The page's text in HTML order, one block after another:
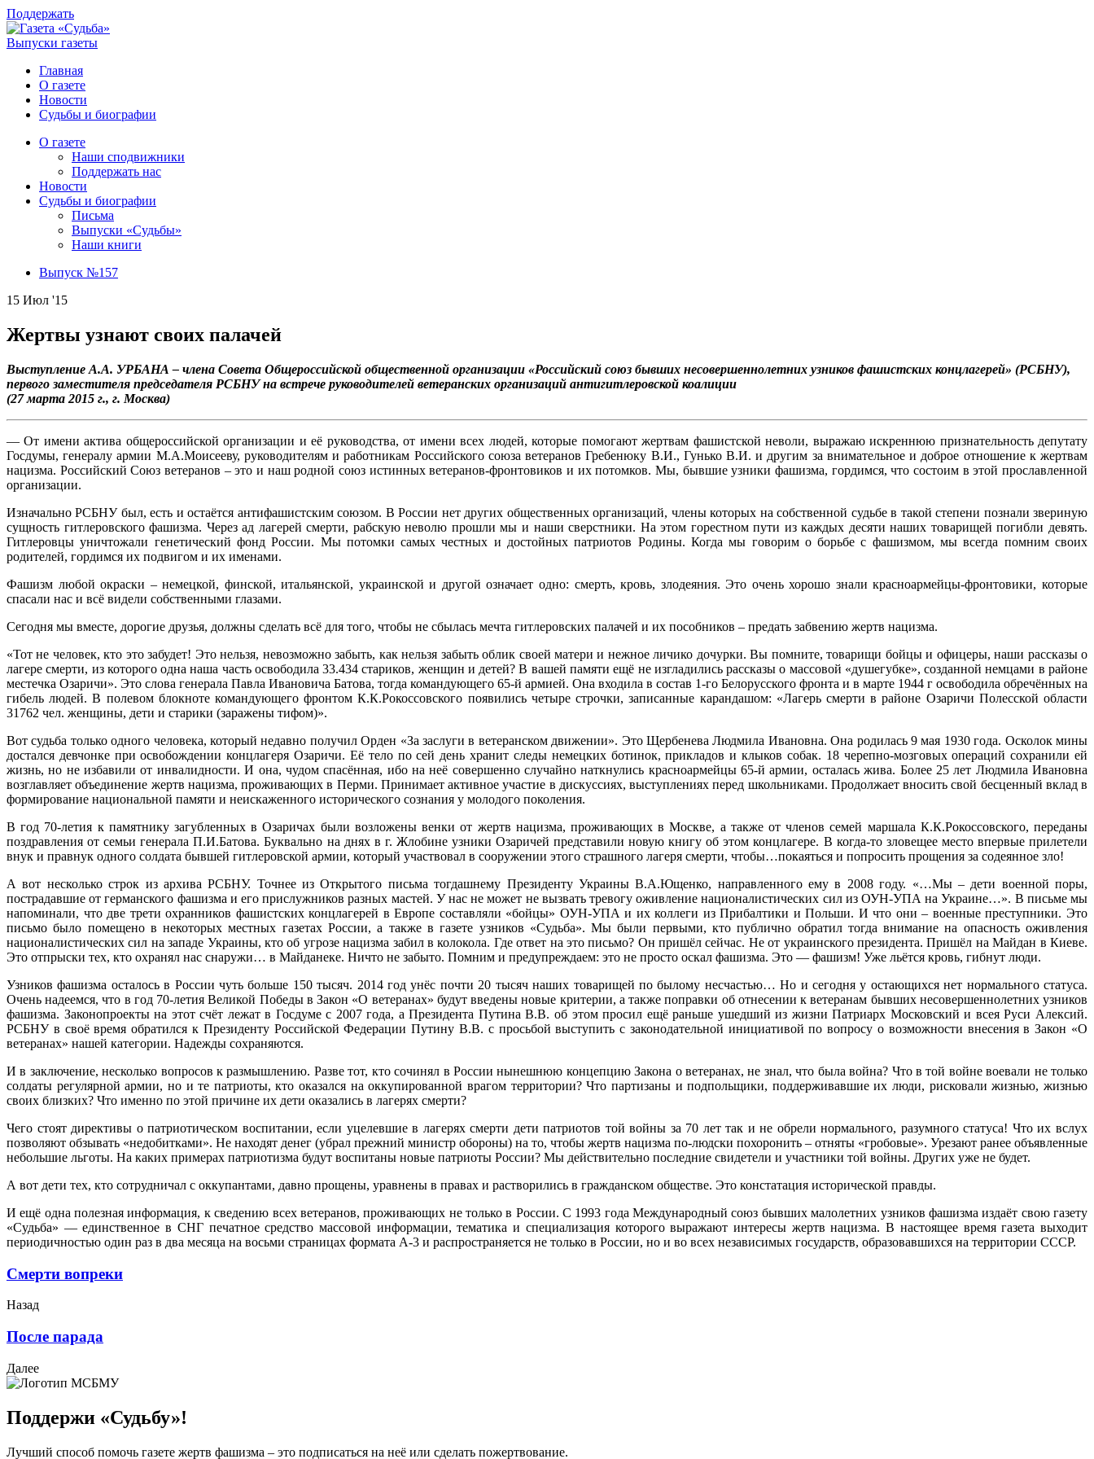
Поддержать
Выпуски газеты
Главная
О газете
Новости
Судьбы и биографии
О газете
Наши сподвижники
Поддержать нас
Новости
Судьбы и биографии
Письма
Выпуски «Судьбы»
Наши книги
Выпуск №157
15 Июл '15
Жертвы узнают своих палачей
Выступление А.А. УРБАНА – члена Совета Общероссийской общественной организации «Российский союз бывших несовершеннолетних узников фашистских концлагерей» (РСБНУ),
первого заместителя председателя РСБНУ на встрече руководителей ветеранских организаций антигитлеровской коалиции
(27 марта 2015 г., г. Москва)
— От имени актива общероссийской организации и её руководства, от имени всех людей, которые помогают жертвам фашистской неволи, выражаю искреннюю признательность депутату
Госдумы, генералу армии М.А.Моисееву, руководителям и работникам Российского союза ветеранов Гребенюку В.И., Гунько В.И. и другим за внимательное и доброе отношение к жертвам
нацизма. Российский Союз ветеранов – это и наш родной союз истинных ветеранов-фронтовиков и их потомков. Мы, бывшие узники фашизма, гордимся, что состоим в этой прославленной
организации.
Изначально РСБНУ был, есть и остаётся антифашистским союзом. В России нет других общественных организаций, члены которых на собственной судьбе в такой степени познали звериную
сущность гитлеровского фашизма. Через ад лагерей смерти, рабскую неволю прошли мы и наши сверстники. На этом горестном пути из каждых десяти наших товарищей погибли девять.
Гитлеровцы уничтожали генетический фонд России. Мы потомки самых честных и достойных патриотов Родины. Когда мы говорим о борьбе с фашизмом, мы всегда помним своих
родителей, гордимся их подвигом и их именами.
Фашизм любой окраски – немецкой, финской, итальянской, украинской и другой означает одно: смерть, кровь, злодеяния. Это очень хорошо знали красноармейцы-фронтовики, которые
спасали нас и всё видели собственными глазами.
Сегодня мы вместе, дорогие друзья, должны сделать всё для того, чтобы не сбылась мечта гитлеровских палачей и их пособников – предать забвению жертв нацизма.
«Тот не человек, кто это забудет! Это нельзя, невозможно забыть, как нельзя забыть облик своей матери и нежное личико дочурки. Вы помните, товарищи бойцы и офицеры, наши рассказы о
лагере смерти, из которого одна наша часть освободила 33.434 стариков, женщин и детей? В вашей памяти ещё не изгладились рассказы о массовой «душегубке», созданной немцами в районе
местечка Озаричи». Это слова генерала Павла Ивановича Батова, тогда командующего 65-й армией. Она входила в состав 1-го Белорусского фронта и в марте 1944 г освободила обречённых на
гибель людей. В полевом блокноте командующего фронтом К.К.Рокоссовского появились четыре строчки, записанные карандашом: «Лагерь смерти в районе Озаричи Полесской области
31762 чел. женщины, дети и старики (заражены тифом)».
Вот судьба только одного человека, который недавно получил Орден «За заслуги в ветеранском движении». Это Щербенева Людмила Ивановна. Она родилась 9 мая 1930 года. Осколок мины
достался девчонке при освобождении концлагеря Озаричи. Её тело по сей день хранит следы немецких ботинок, прикладов и клыков собак. 18 черепно-мозговых операций сохранили ей
жизнь, но не избавили от инвалидности. И она, чудом спасённая, ибо на неё совершенно случайно наткнулись красноармейцы 65-й армии, осталась жива. Более 25 лет Людмила Ивановна
возглавляет объединение жертв нацизма, проживающих в Перми. Принимает активное участие в дискуссиях, выступлениях перед школьниками. Продолжает вносить свой бесценный вклад в
формирование национальной памяти и неискаженного исторического сознания у молодого поколения.
В год 70-летия к памятнику загубленных в Озаричах были возложены венки от жертв нацизма, проживающих в Москве, а также от членов семей маршала К.К.Рокоссовского, переданы
поздравления от семьи генерала П.И.Батова. Буквально на днях в г. Жлобине узники Озаричей представили новую книгу об этом концлагере. В когда-то зловещее место впервые прилетели
внук и правнук одного солдата бывшей гитлеровской армии, который участвовал в сооружении этого страшного лагеря смерти, чтобы…покаяться и попросить прощения за содеянное зло!
А вот несколько строк из архива РСБНУ. Точнее из Открытого письма тогдашнему Президенту Украины В.А.Ющенко, направленного ему в 2008 году. «…Мы – дети военной поры,
пострадавшие от германского фашизма и его прислужников разных мастей. У нас не может не вызвать тревогу оживление националистических сил из ОУН-УПА на Украине…». В письме мы
напоминали, что две трети охранников фашистских концлагерей в Европе составляли «бойцы» ОУН-УПА и их коллеги из Прибалтики и Польши. И что они – военные преступники. Это
письмо было помещено в некоторых местных газетах России, а также в газете узников «Судьба». Мы были первыми, кто публично обратил тогда внимание на опасность оживления
националистических сил на западе Украины, кто об угрозе нацизма забил в колокола. Где ответ на это письмо? Он пришёл сейчас. Не от украинского президента. Пришёл на Майдан в Киеве.
Это отпрыски тех, кто охранял нас снаружи… в Майданеке. Ничто не забыто. Помним и предупреждаем: это не просто оскал фашизма. Это — фашизм! Уже льётся кровь, гибнут люди.
Узников фашизма осталось в России чуть больше 150 тысяч. 2014 год унёс почти 20 тысяч наших товарищей по былому несчастью… Но и сегодня у остающихся нет нормального статуса.
Очень надеемся, что в год 70-летия Великой Победы в Закон «О ветеранах» будут введены новые критерии, а также поправки об отнесении к ветеранам бывших несовершеннолетних узников
фашизма. Законопроекты на этот счёт лежат в Госдуме с 2007 года, а Президента Путина В.В. об этом просил ещё раньше ушедший из жизни Патриарх Московский и всея Руси Алексий.
РСБНУ в своё время обратился к Президенту Российской Федерации Путину В.В. с просьбой выступить с законодательной инициативой по вопросу о возможности внесения в Закон «О
ветеранах» нашей категории. Надежды сохраняются.
И в заключение, несколько вопросов к размышлению. Разве тот, кто сочинял в России нынешнюю концепцию Закона о ветеранах, не знал, что была война? Что в той войне воевали не только
солдаты регулярной армии, но и те патриоты, кто оказался на оккупированной врагом территории? Что партизаны и подпольщики, поддерживавшие их люди, рисковали жизнью, жизнью
своих близких? Что именно по этой причине их дети оказались в лагерях смерти?
Чего стоят директивы о патриотическом воспитании, если уцелевшие в лагерях смерти дети патриотов той войны за 70 лет так и не обрели нормального, разумного статуса! Что их вслух
позволяют обзывать «недобитками». Не находят денег (убрал прежний министр обороны) на то, чтобы жертв нацизма по-людски похоронить – отняты «гробовые». Урезают ранее объявленные
небольшие льготы. На каких примерах патриотизма будут воспитаны новые патриоты России? Мы действительно последние свидетели и участники той войны. Других уже не будет.
А вот дети тех, кто сотрудничал с оккупантами, давно прощены, уравнены в правах и растворились в гражданском обществе. Это констатация исторической правды.
И ещё одна полезная информация, к сведению всех ветеранов, проживающих не только в России. С 1993 года Международный союз бывших малолетних узников фашизма издаёт свою газету
«Судьба» — единственное в СНГ печатное средство массовой информации, тематика и специализация которого выражают интересы жертв нацизма. В настоящее время газета выходит
периодичностью один раз в два месяца на восьми страницах формата А-3 и распространяется не только в России, но и во всех независимых государств, образовавшихся на территории СССР.
Смерти вопреки
Назад
После парада
Далее
Поддержи «Судьбу»!
Лучший способ помочь газете жертв фашизма – это подписаться на неё или сделать пожертвование.